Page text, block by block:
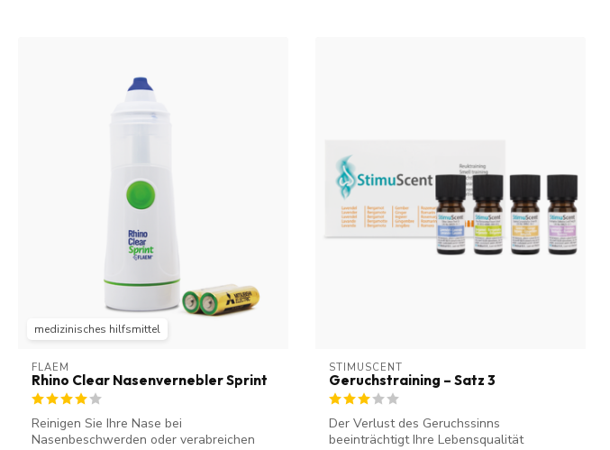
medizinisches hilfsmittel
FLAEM
Rhino Clear Nasenvernebler Sprint
Reinigen Sie Ihre Nase bei
Nasenbeschwerden oder verabreichen
STIMUSCENT
Geruchstraining – Satz 3
Der Verlust des Geruchssinns
beeinträchtigt Ihre Lebensqualität